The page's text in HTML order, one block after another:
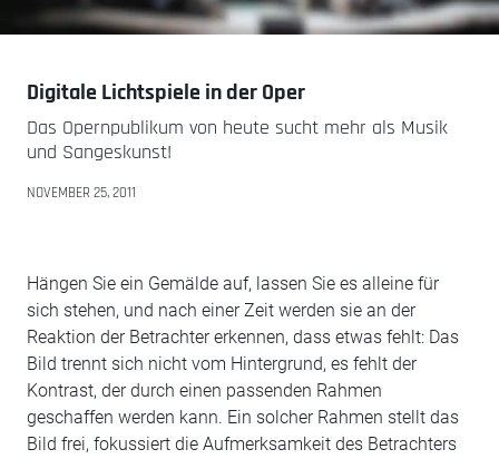
Digitale Lichtspiele in der Oper
Das Opernpublikum von heute sucht mehr als Musik
und Sangeskunst!
NOVEMBER 25, 2011
Hängen Sie ein Gemälde auf, lassen Sie es alleine für
sich stehen, und nach einer Zeit werden sie an der
Reaktion der Betrachter erkennen, dass etwas fehlt: Das
Bild trennt sich nicht vom Hintergrund, es fehlt der
Kontrast, der durch einen passenden Rahmen
geschaffen werden kann. Ein solcher Rahmen stellt das
Bild frei, fokussiert die Aufmerksamkeit des Betrachters